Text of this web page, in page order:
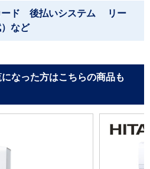
ード 後払いシステム リー
など
なった方はこちらの商品も